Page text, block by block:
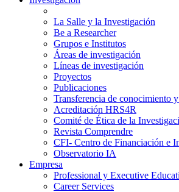
La Salle y la Investigación
Be a Researcher
Grupos e Institutos
Áreas de investigación
Líneas de investigación
Proyectos
Publicaciones
Transferencia de conocimiento
Acreditación HRS4R
Comité de Ética de la
Revista Comprendre
CFI- Centro de Financiación e
Observatorio IA
Empresa
Professional y Executive
Career Services